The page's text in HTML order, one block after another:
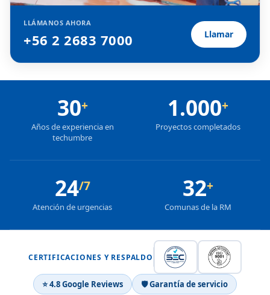
LLÁMANOS AHORA
+56 2 2683 7000 Llamar
30+
Años de experiencia en
techumbre
1.000+
Proyectos completados
24/7
Atención de urgencias
32+
Comunas de la RM
CERTIFICACIONES Y RESPALDO
⭐ 4.8 Google Reviews 🛡 Garantía de servicio